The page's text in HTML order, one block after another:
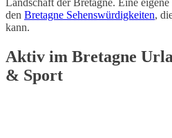
Landschaft der Bretagne. Eine
den Bretagne Sehenswürdigkeiten,
kann.
Aktiv im Bretagne
& Sport